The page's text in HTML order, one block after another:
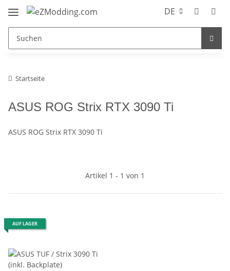
DE
Startseite
ASUS ROG Strix RTX 3090 Ti
ASUS ROG Strix RTX 3090 Ti
Artikel 1 - 1 von 1
AUF LAGER